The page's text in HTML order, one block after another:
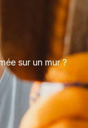
sur un mur ?